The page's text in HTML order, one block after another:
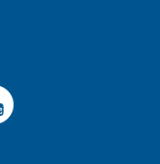
⇗
sind sind in